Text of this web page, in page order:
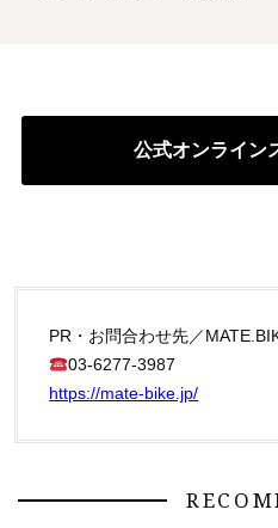
公式オンライン
PR・お問合わせ先／
03-6277-3987
https://mate-bike.jp/